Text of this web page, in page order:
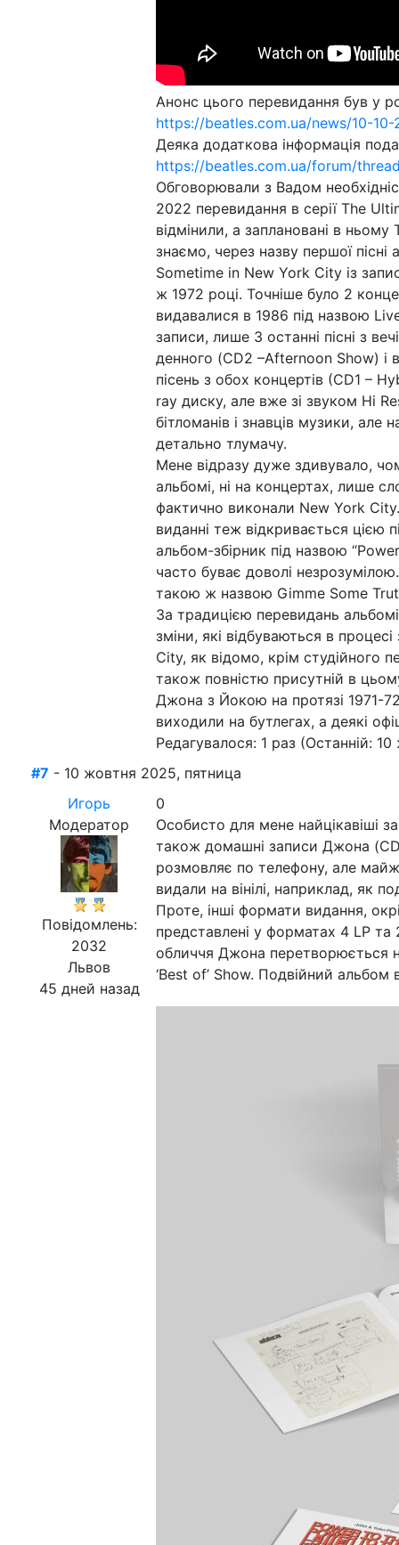
Анонс цього перевидання був у
https://beatles.com.ua/news/10-
Деяка додаткова інформація
https://beatles.com.ua/forum/
Обговорювали з Вадом
2022 перевидання в серії The
відмінили, а заплановані в
знаємо, через назву першої
Sometime in New York City із
ж 1972 році. Точніше було 2
видавалися в 1986 під назвою
записи, лише 3 останні пісні з
денного (CD2 –Afternoon Show) і
пісень з обох концертів (СD1 –
ray диску, але вже зі звуком Hi
бітломанів і знавців музики,
детально тлумачу.
Мене відразу дуже здивувало,
альбомі, ні на концертах, лише
фактично виконали New York
виданні теж відкривається
альбом-збірник під назвою
часто буває доволі
такою ж назвою Gimme Some
За традицією перевидань
зміни, які відбуваються в
City, як відомо, крім студійного
також повністю присутній в
Джона з Йокою на протязі 1971-
виходили на бутлегах, а деякі
Редагувалося: 1 раз (Останній:
#7 - 10 жовтня 2025, пятница
Игорь
Модератор
Повідомлень:
2032
Львов
45 дней назад
0
Особисто для мене найцікавіші
також домашні записи Джона
розмовляє по телефону, але майже
видали на вінілі, наприклад, як
Проте, інші формати видання,
представлені у форматах 4 LP та
обличчя Джона перетворюється
‘Best of’ Show. Подвійний альбом